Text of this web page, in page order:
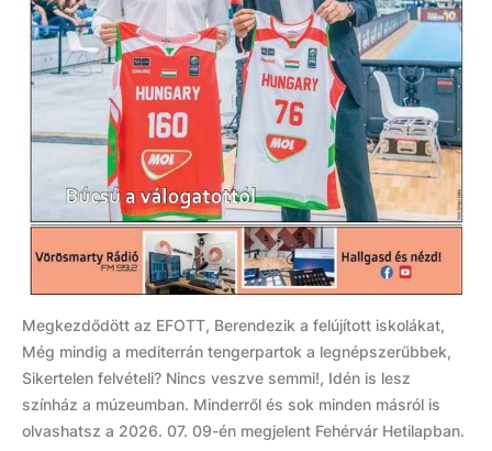
Megkezdődött az EFOTT, Berendezik a felújított iskolákat,
Még mindig a mediterrán tengerpartok a legnépszerűbbek,
Sikertelen felvételi? Nincs veszve semmi!, Idén is lesz
színház a múzeumban. Minderről és sok minden másról is
olvashatsz a 2026. 07. 09-én megjelent Fehérvár Hetilapban.